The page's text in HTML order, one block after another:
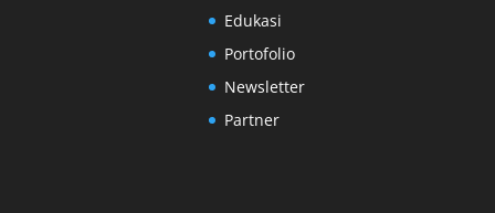
Edukasi
Portofolio
Newsletter
Partner